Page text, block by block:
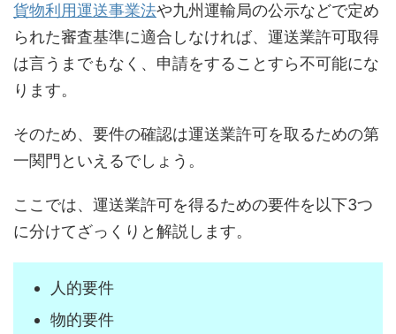
貨物利用運送事業法や九州運輸局の公示などで定め
られた審査基準に適合しなければ、運送業許可取得
は言うまでもなく、申請をすることすら不可能にな
ります。
そのため、要件の確認は運送業許可を取るための第
一関門といえるでしょう。
ここでは、運送業許可を得るための要件を以下3つ
に分けてざっくりと解説します。
人的要件
物的要件